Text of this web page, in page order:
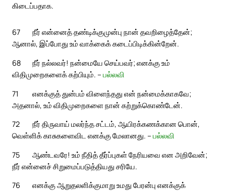
கிடைப்பதாக.
67
நீர் என்னைத் தண்டிக்குமுன்பு நான் தவறிழைத்தேன்;
ஆனால், இப்போது உம் வாக்கைக் கடைப்பிடிக்கின்றேன்.
68
நீர் நல்லவர்! நன்மையே செய்பவர்; எனக்கு உம்
விதிமுறைகளைக் கற்பியும். – பல்லவி
71
எனக்குத் துன்பம் விளைந்தது என் நன்மைக்காகவே;
அதனால், உம் விதிமுறைகளை நான் கற்றுக்கொண்டேன்.
72
நீர் திருவாய் மலர்ந்த சட்டம், ஆயிரக்கணக்கான பொன்,
வெள்ளிக் காசுகளைவிட எனக்கு மேலானது. – பல்லவி
75
ஆண்டவரே! உம் நீதித் தீர்ப்புகள் நேரியவை என அறிவேன்;
நீர் என்னைச் சிறுமைப்படுத்தியது சரியே.
76
எனக்கு ஆறுதலளிக்குமாறு உமது பேரன்பு எனக்குக்